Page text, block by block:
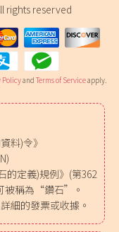
rights reserved
Policyand Terms of Serviceapply.
料)令》
的定義)規例》(第362
被稱為“鑽石”。
細的發票或收據。